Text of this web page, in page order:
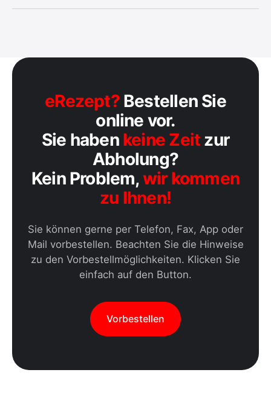
eRezept?Bestellen Sie
online vor.
Sie haben keine Zeit zur
Abholung?
Kein Problem,wir kommen
zu Ihnen!
Sie können gerne per Telefon, Fax, App oder
Mail vorbestellen. Beachten Sie die Hinweise
zu den Vorbestellmöglichkeiten. Klicken Sie
einfach auf den Button.
Vorbestellen